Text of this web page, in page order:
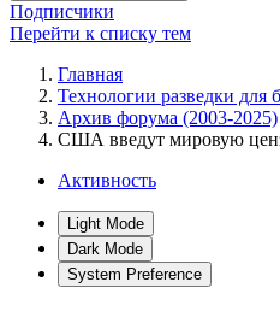
Подписчики
Перейти к списку тем
Главная
Технологии разведки для
Архив форума (2003-2025)
США введут мировую
Активность
Light Mode
Dark Mode
System Preference